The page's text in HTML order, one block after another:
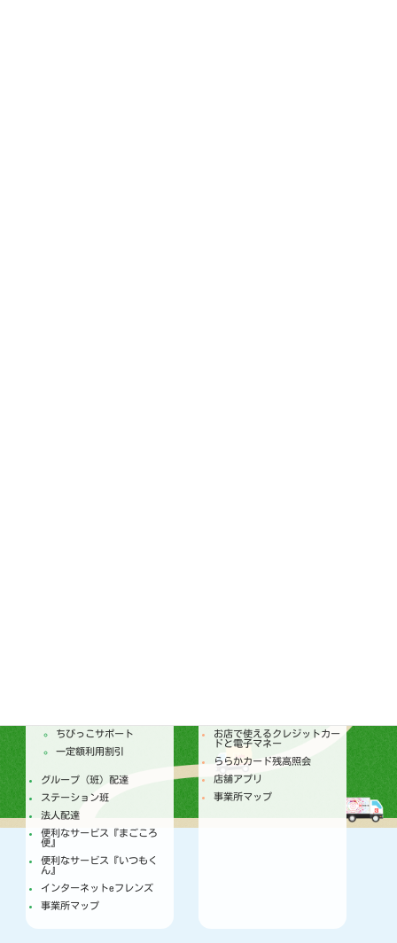
ちびっこサポート
一定額利用割引
グループ（班）配達
ステーション班
法人配達
便利なサービス『まごころ
便』
便利なサービス『いつもく
ん』
インターネットeフレンズ
事業所マップ
お店で使えるクレジットカー
ドと電子マネー
ららかカード残高照会
店舗アプリ
事業所マップ